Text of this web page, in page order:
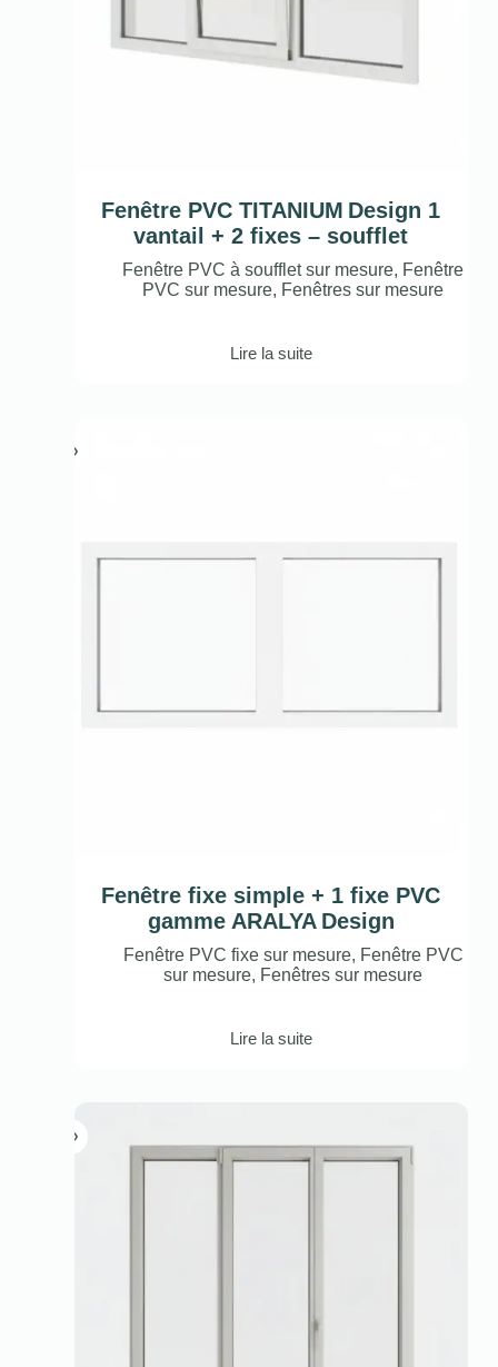
Fenêtre PVC TITANIUM Design 1
vantail + 2 fixes – soufflet
Fenêtre PVC à soufflet sur mesure, Fenêtre
PVC sur mesure, Fenêtres sur mesure
Lire la suite
Fenêtre fixe simple + 1 fixe PVC
gamme ARALYA Design
Fenêtre PVC fixe sur mesure, Fenêtre PVC
sur mesure, Fenêtres sur mesure
Lire la suite